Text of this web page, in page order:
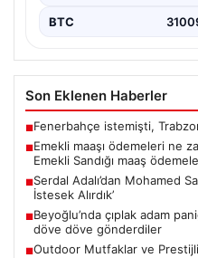
BTC
Son Eklenen Haberler
■Fenerbahçe istemişti,
■Emekli maaşı ödemeleri ne
Emekli Sandığı maaş
■Serdal Adalı’dan Mohamed
İstesek Alırdık’
■Beyoğlu’nda çıplak adam
döve döve gönderdiler
■Outdoor Mutfaklar ve